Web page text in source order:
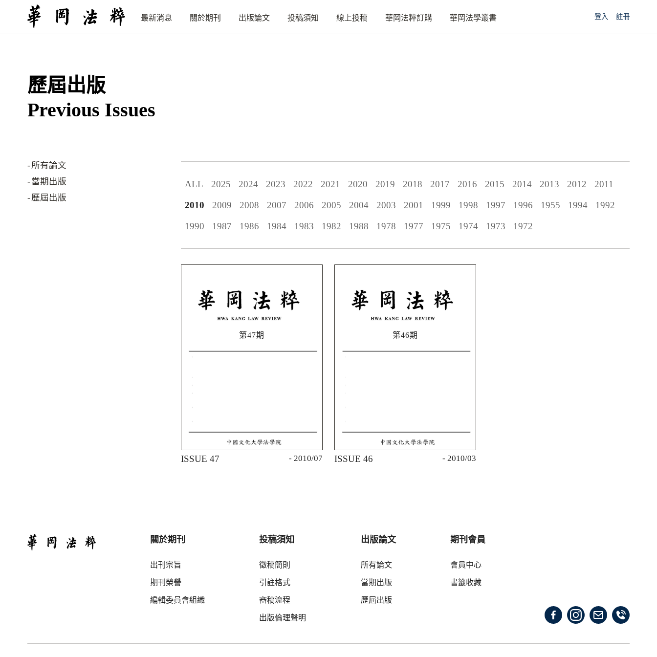
最新消息 關於期刊 出版論文 投稿須知 線上投稿 華岡法粹訂購 華岡法學叢書 登入 註冊
歷屆出版
Previous Issues
所有論文
當期出版
歷屆出版
ALL 2025 2024 2023 2022 2021 2020 2019 2018 2017 2016 2015 2014 2013 2012 2011
2010 2009 2008 2007 2006 2005 2004 2003 2001 1999 1998 1997 1996 1955 1994 1992
1990 1987 1986 1984 1983 1982 1988 1978 1977 1975 1974 1973 1972
第47期
ISSUE 47 - 2010/07
第46期
ISSUE 46 - 2010/03
關於期刊
出刊宗旨
期刊榮譽
編輯委員會組織
投稿須知
徵稿簡則
引註格式
審稿流程
出版倫理聲明
出版論文
所有論文
當期出版
歷屆出版
期刊會員
會員中心
書籤收藏